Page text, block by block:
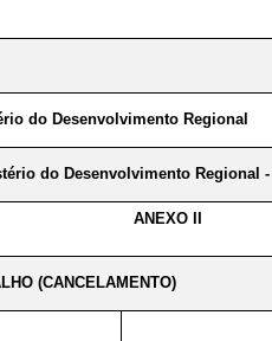
do Desenvolvimento Regional
do Desenvolvimento Regional
ANEXO II
(CANCELAMENTO)